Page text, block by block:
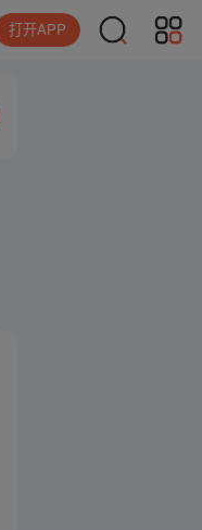
打开APP